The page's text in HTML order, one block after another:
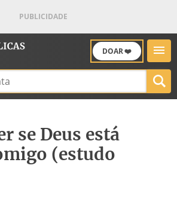
DOAR ❤️
se Deus está
(estudo